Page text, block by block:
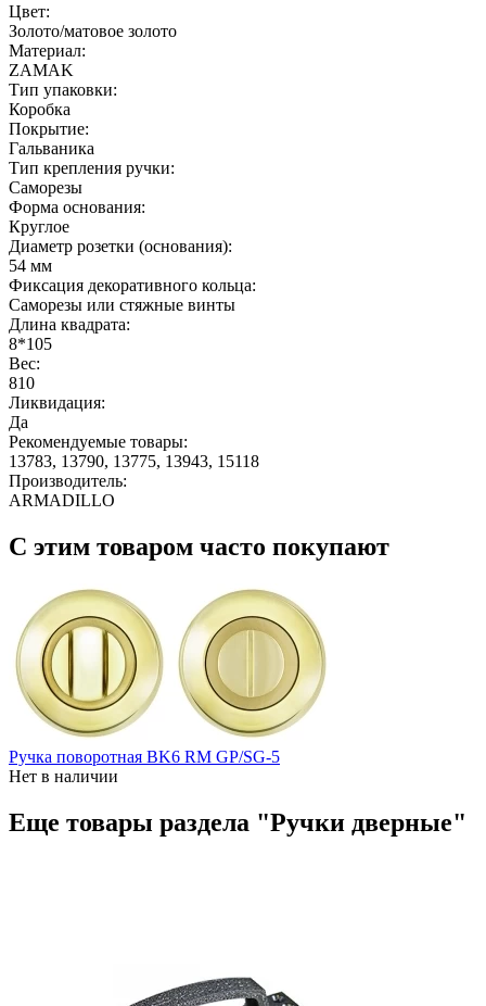
Цвет:
Золото/матовое золото
Материал:
ZAMAK
Тип упаковки:
Коробка
Покрытие:
Гальваника
Тип крепления ручки:
Саморезы
Форма основания:
Круглое
Диаметр розетки (основания):
54 мм
Фиксация декоративного кольца:
Саморезы или стяжные винты
Длина квадрата:
8*105
Вес:
810
Ликвидация:
Да
Рекомендуемые товары:
13783, 13790, 13775, 13943, 15118
Производитель:
ARMADILLO
С этим товаром часто покупают
Ручка поворотная BK6 RM GP/SG-5
Нет в наличии
Еще товары раздела "Ручки дверные"